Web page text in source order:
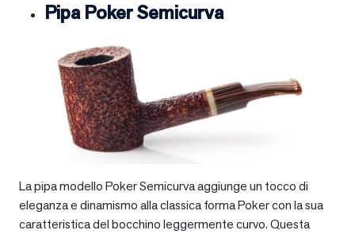
Pipa Poker Semicurva
La pipa modello Poker Semicurva aggiunge un tocco di
eleganza e dinamismo alla classica forma Poker con la sua
caratteristica del bocchino leggermente curvo. Questa